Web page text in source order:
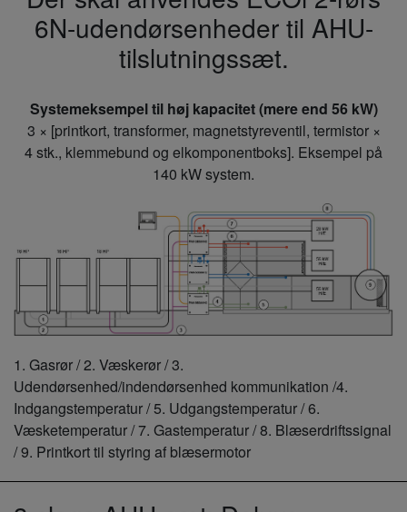
6N-udendørsenheder til AHU-
tilslutningssæt.
Systemeksempel til høj kapacitet (mere end 56 kW)
3 × [printkort, transformer, magnetstyreventil, termistor ×
4 stk., klemmebund og elkomponentboks]. Eksempel på
140 kW system.
1. Gasrør / 2. Væskerør / 3.
Udendørsenhed/indendørsenhed kommunikation /4.
Indgangstemperatur / 5. Udgangstemperatur / 6.
Væsketemperatur / 7. Gastemperatur / 8. Blæserdriftssignal
/ 9. Printkort til styring af blæsermotor